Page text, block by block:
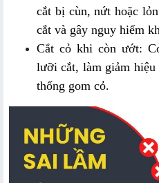
cắt bị cùn, nứt hoặc
cắt và gây nguy hiểm
Cắt cỏ khi còn ướt:
lưỡi cắt, làm giảm hiệu
thống gom cỏ.